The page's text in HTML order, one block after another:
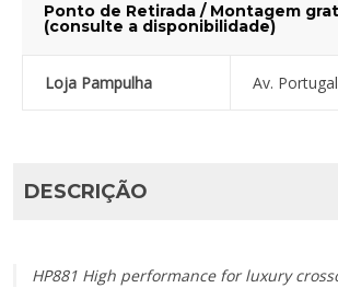
Ponto de Retirada / Montagem
(consulte a disponibilidade)
Loja Pampulha Av.
DESCRIÇÃO
HP881 High performance for luxury